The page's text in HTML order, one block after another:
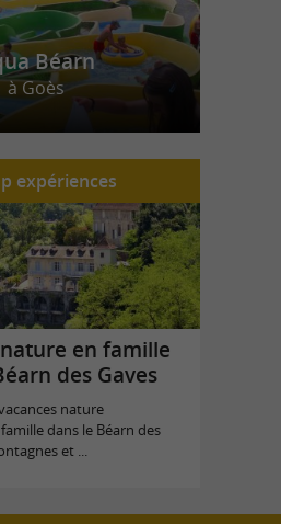
Béarn
à Goès
expériences
en famille
des Gaves
nature
dans le Béarn des
et ...